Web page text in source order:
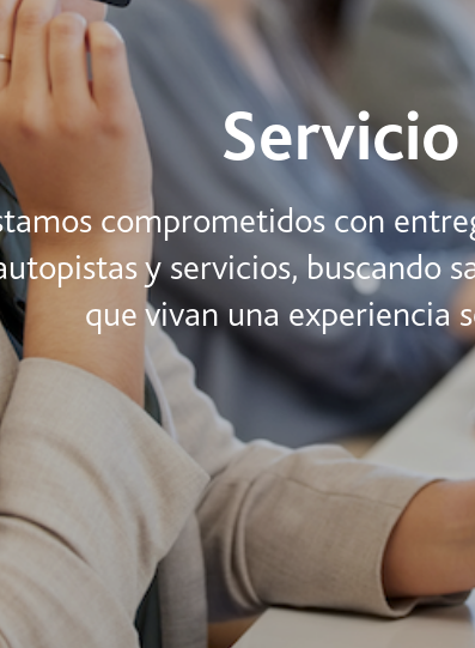
comprometidos con
y servicios, buscando
que vivan una experiencia